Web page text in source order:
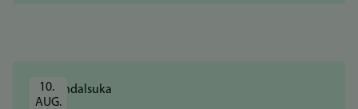
10.
AUG.